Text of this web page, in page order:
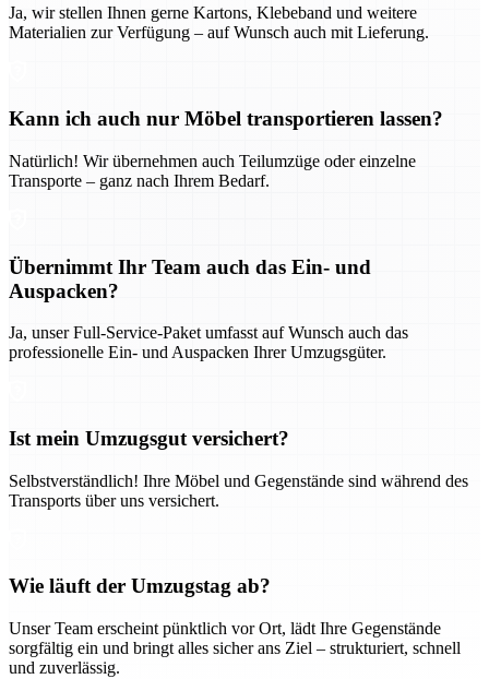
Ja, wir stellen Ihnen gerne Kartons, Klebeband und weitere
Materialien zur Verfügung – auf Wunsch auch mit Lieferung.
Kann ich auch nur Möbel transportieren lassen?
Natürlich! Wir übernehmen auch Teilumzüge oder einzelne
Transporte – ganz nach Ihrem Bedarf.
Übernimmt Ihr Team auch das Ein- und
Auspacken?
Ja, unser Full-Service-Paket umfasst auf Wunsch auch das
professionelle Ein- und Auspacken Ihrer Umzugsgüter.
Ist mein Umzugsgut versichert?
Selbstverständlich! Ihre Möbel und Gegenstände sind während des
Transports über uns versichert.
Wie läuft der Umzugstag ab?
Unser Team erscheint pünktlich vor Ort, lädt Ihre Gegenstände
sorgfältig ein und bringt alles sicher ans Ziel – strukturiert, schnell
und zuverlässig.